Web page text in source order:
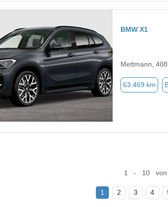
BMW X1
Mettmann,
63.469 km
1 - 10
1 2 3 4